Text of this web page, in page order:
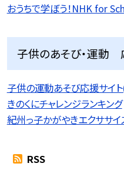
おうちで学ぼう！NHK for
子供のあそび・運動
子供の運動あそび応援サイ
きのくにチャレンジランキング
紀州っ子かがやきエクササイ
RSS